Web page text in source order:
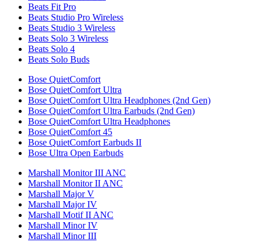
Beats Fit Pro
Beats Studio Pro Wireless
Beats Studio 3 Wireless
Beats Solo 3 Wireless
Beats Solo 4
Beats Solo Buds
Bose QuietComfort
Bose QuietComfort Ultra
Bose QuietComfort Ultra Headphones (2nd Gen)
Bose QuietComfort Ultra Earbuds (2nd Gen)
Bose QuietComfort Ultra Headphones
Bose QuietComfort 45
Bose QuietComfort Earbuds II
Bose Ultra Open Earbuds
Marshall Monitor III ANC
Marshall Monitor II ANC
Marshall Major V
Marshall Major IV
Marshall Motif II ANC
Marshall Minor IV
Marshall Minor III